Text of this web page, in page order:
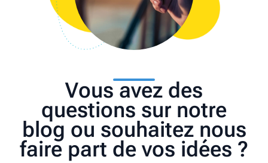
Vous avez des
questions sur notre
blog ou souhaitez nous
faire part de vos idées ?